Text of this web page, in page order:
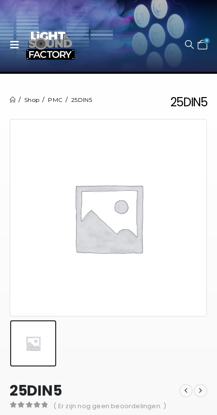
0
25DIN5
Shop PMC 25DIN5
25DIN5
( Er zijn nog geen beoordelingen. )